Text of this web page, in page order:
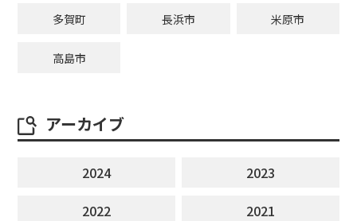
多賀町 長浜市 米原市
高島市
アーカイブ
2024
2023
2022
2021